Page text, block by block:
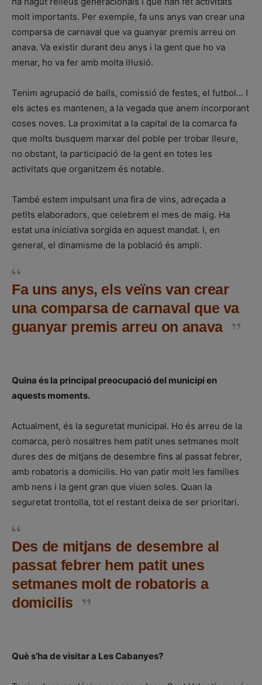
molt importants. Per exemple, fa uns anys van crear una
comparsa de carnaval que va guanyar premis arreu on
anava. Va existir durant deu anys i la gent que ho va
menar, ho va fer amb molta il·lusió.
Tenim agrupació de balls, comissió de festes, el futbol… I
els actes es mantenen, a la vegada que anem incorporant
coses noves. La proximitat a la capital de la comarca fa
que molts busquem marxar del poble per trobar lleure,
no obstant, la participació de la gent en totes les
activitats que organitzem és notable.
També estem impulsant una fira de vins, adreçada a
petits elaboradors, que celebrem el mes de maig. Ha
estat una iniciativa sorgida en aquest mandat. I, en
general, el dinamisme de la població és ampli.
Fa uns anys, els veïns van crear
una comparsa de carnaval que va
guanyar premis arreu on anava
Quina és la principal preocupació del municipi en
aquests moments.
Actualment, és la seguretat municipal. Ho és arreu de la
comarca, però nosaltres hem patit unes setmanes molt
dures des de mitjans de desembre fins al passat febrer,
amb robatoris a domicilis. Ho van patir molt les famílies
amb nens i la gent gran que viuen soles. Quan la
seguretat trontolla, tot el restant deixa de ser prioritari.
Des de mitjans de desembre al
passat febrer hem patit unes
setmanes molt de robatoris a
domicilis
Què s’ha de visitar a Les Cabanyes?